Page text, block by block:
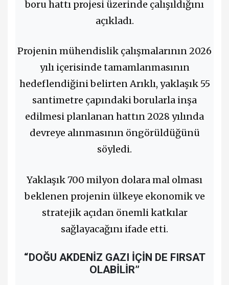
boru hattı projesi üzerinde çalışıldığını
açıkladı.
Projenin mühendislik çalışmalarının 2026
yılı içerisinde tamamlanmasının
hedeflendiğini belirten Arıklı, yaklaşık 55
santimetre çapındaki borularla inşa
edilmesi planlanan hattın 2028 yılında
devreye alınmasının öngörüldüğünü
söyledi.
Yaklaşık 700 milyon dolara mal olması
beklenen projenin ülkeye ekonomik ve
stratejik açıdan önemli katkılar
sağlayacağını ifade etti.
“DOĞU AKDENİZ GAZI İÇİN DE FIRSAT
OLABİLİR”